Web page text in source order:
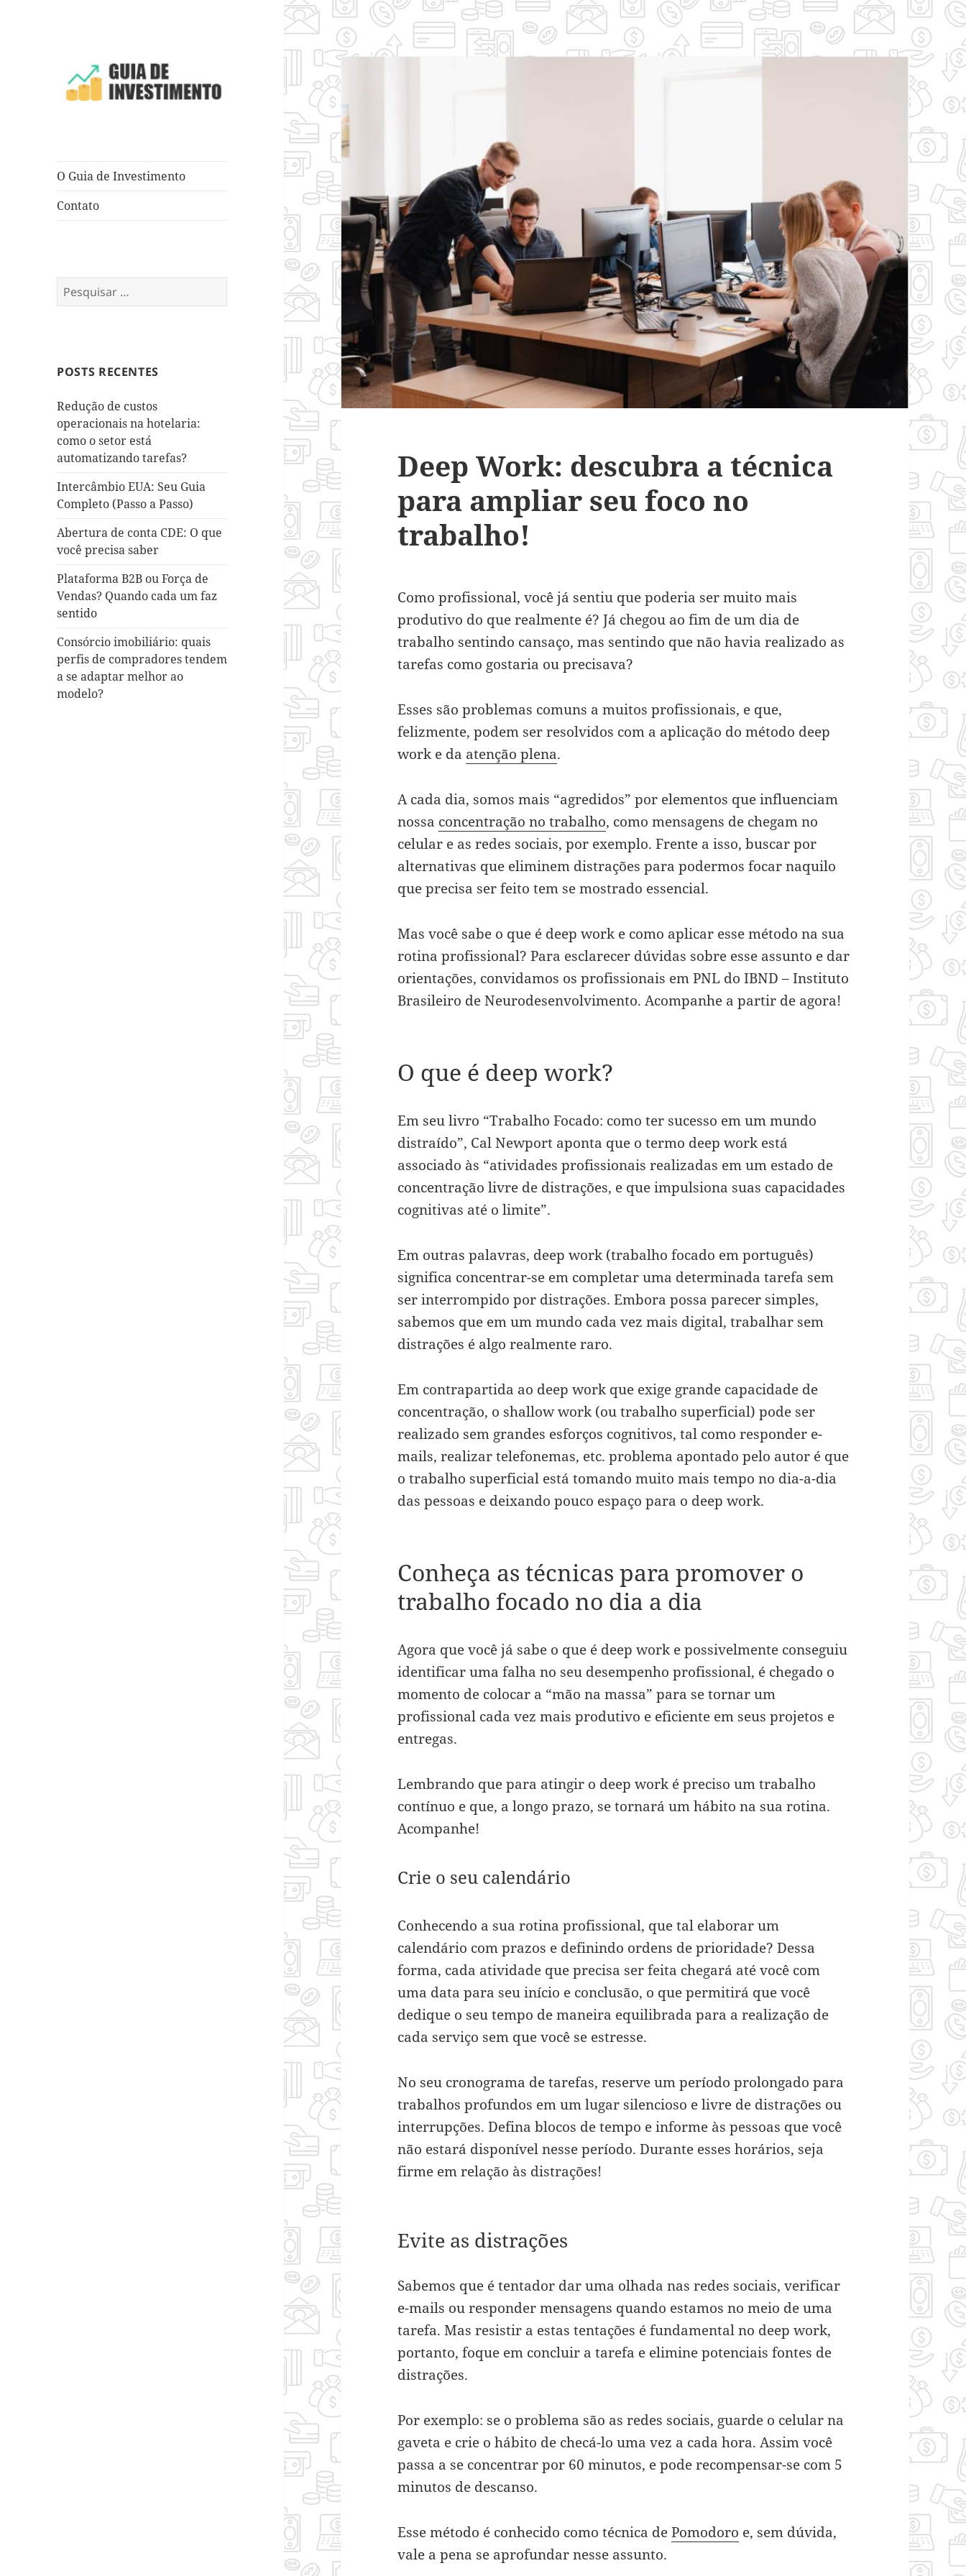
O Guia de Investimento
Contato
Pesquisar
por:
POSTS RECENTES
Redução de custos
operacionais na hotelaria:
como o setor está
automatizando tarefas?
Intercâmbio EUA: Seu Guia
Completo (Passo a Passo)
Abertura de conta CDE: O que
você precisa saber
Plataforma B2B ou Força de
Vendas? Quando cada um faz
sentido
Consórcio imobiliário: quais
perfis de compradores tendem
a se adaptar melhor ao
modelo?
Deep Work: descubra a técnica
para ampliar seu foco no
trabalho!
Como profissional, você já sentiu que poderia ser muito mais
produtivo do que realmente é? Já chegou ao fim de um dia de
trabalho sentindo cansaço, mas sentindo que não havia realizado as
tarefas como gostaria ou precisava?
Esses são problemas comuns a muitos profissionais, e que,
felizmente, podem ser resolvidos com a aplicação do método deep
work e da atenção plena.
A cada dia, somos mais “agredidos” por elementos que influenciam
nossa concentração no trabalho, como mensagens de chegam no
celular e as redes sociais, por exemplo. Frente a isso, buscar por
alternativas que eliminem distrações para podermos focar naquilo
que precisa ser feito tem se mostrado essencial.
Mas você sabe o que é deep work e como aplicar esse método na sua
rotina profissional? Para esclarecer dúvidas sobre esse assunto e dar
orientações, convidamos os profissionais em PNL do IBND – Instituto
Brasileiro de Neurodesenvolvimento. Acompanhe a partir de agora!
O que é deep work?
Em seu livro “Trabalho Focado: como ter sucesso em um mundo
distraído”, Cal Newport aponta que o termo deep work está
associado às “atividades profissionais realizadas em um estado de
concentração livre de distrações, e que impulsiona suas capacidades
cognitivas até o limite”.
Em outras palavras, deep work (trabalho focado em português)
significa concentrar-se em completar uma determinada tarefa sem
ser interrompido por distrações. Embora possa parecer simples,
sabemos que em um mundo cada vez mais digital, trabalhar sem
distrações é algo realmente raro.
Em contrapartida ao deep work que exige grande capacidade de
concentração, o shallow work (ou trabalho superficial) pode ser
realizado sem grandes esforços cognitivos, tal como responder e-
mails, realizar telefonemas, etc. problema apontado pelo autor é que
o trabalho superficial está tomando muito mais tempo no dia-a-dia
das pessoas e deixando pouco espaço para o deep work.
Conheça as técnicas para promover o
trabalho focado no dia a dia
Agora que você já sabe o que é deep work e possivelmente conseguiu
identificar uma falha no seu desempenho profissional, é chegado o
momento de colocar a “mão na massa” para se tornar um
profissional cada vez mais produtivo e eficiente em seus projetos e
entregas.
Lembrando que para atingir o deep work é preciso um trabalho
contínuo e que, a longo prazo, se tornará um hábito na sua rotina.
Acompanhe!
Crie o seu calendário
Conhecendo a sua rotina profissional, que tal elaborar um
calendário com prazos e definindo ordens de prioridade? Dessa
forma, cada atividade que precisa ser feita chegará até você com
uma data para seu início e conclusão, o que permitirá que você
dedique o seu tempo de maneira equilibrada para a realização de
cada serviço sem que você se estresse.
No seu cronograma de tarefas, reserve um período prolongado para
trabalhos profundos em um lugar silencioso e livre de distrações ou
interrupções. Defina blocos de tempo e informe às pessoas que você
não estará disponível nesse período. Durante esses horários, seja
firme em relação às distrações!
Evite as distrações
Sabemos que é tentador dar uma olhada nas redes sociais, verificar
e-mails ou responder mensagens quando estamos no meio de uma
tarefa. Mas resistir a estas tentações é fundamental no deep work,
portanto, foque em concluir a tarefa e elimine potenciais fontes de
distrações.
Por exemplo: se o problema são as redes sociais, guarde o celular na
gaveta e crie o hábito de checá-lo uma vez a cada hora. Assim você
passa a se concentrar por 60 minutos, e pode recompensar-se com 5
minutos de descanso.
Esse método é conhecido como técnica dePomodoro e, sem dúvida,
vale a pena se aprofundar nesse assunto.